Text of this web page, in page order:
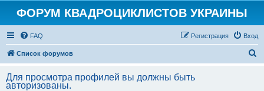
ФОРУМ КВАДРОЦИКЛИСТОВ УКРАИНЫ
FAQ Вход
Регистрация
Список форумов
Для просмотра профилей вы должны быть
авторизованы.